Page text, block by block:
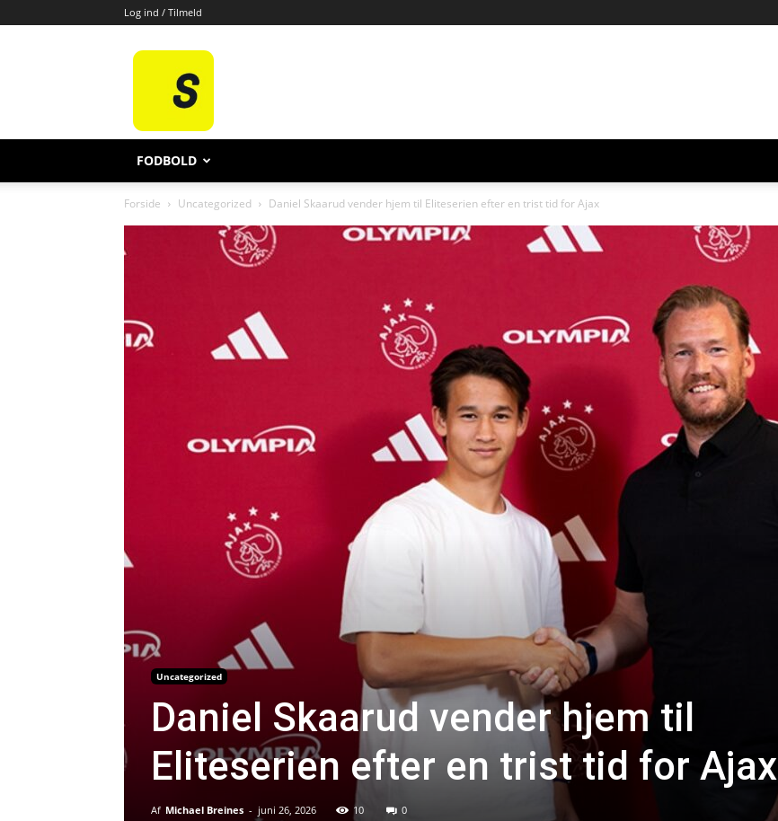
Log ind / Tilmeld
All
FODBOLD
Forside Uncategorized Daniel Skaarud vender hjem til Eliteserien efter en trist tid for Ajax
Uncategorized
Daniel Skaarud vender hjem til
Eliteserien efter en trist tid for Ajax
Af Michael Breines - juni 26, 2026 10 0